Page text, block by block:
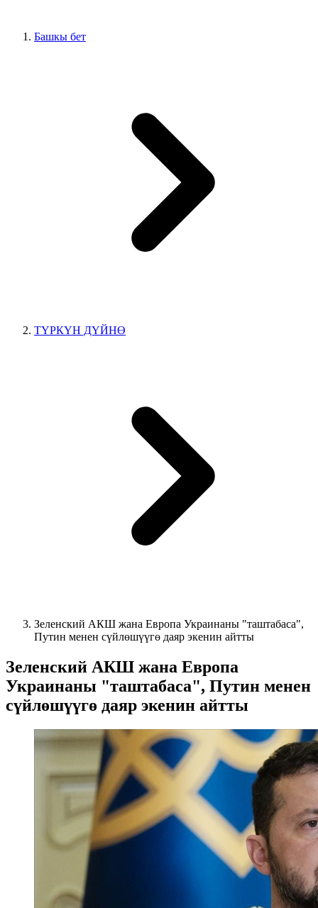
Башкы бет
ТҮРКҮН ДҮЙНӨ
Зеленский АКШ жана Европа Украинаны "таштабаса",
Путин менен сүйлөшүүгө даяр экенин айтты
Зеленский АКШ жана Европа
Украинаны "таштабаса", Путин менен
сүйлөшүүгө даяр экенин айтты